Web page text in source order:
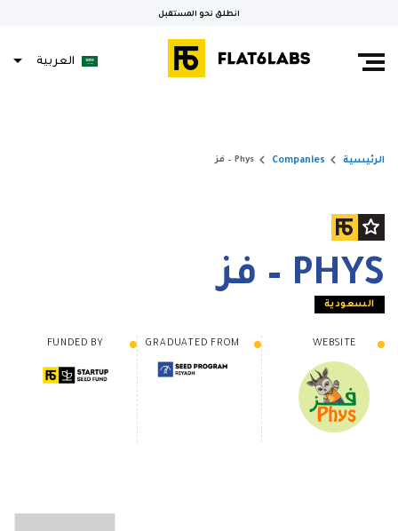
انطلق نحو المستقبل
العربية
الرئيسية keyboard_arrow_right
Companies
keyboard_arrow_right Phys – فز
PHYS – فز
السعودية
WEBSITE
GRADUATED FROM
FUNDED BY